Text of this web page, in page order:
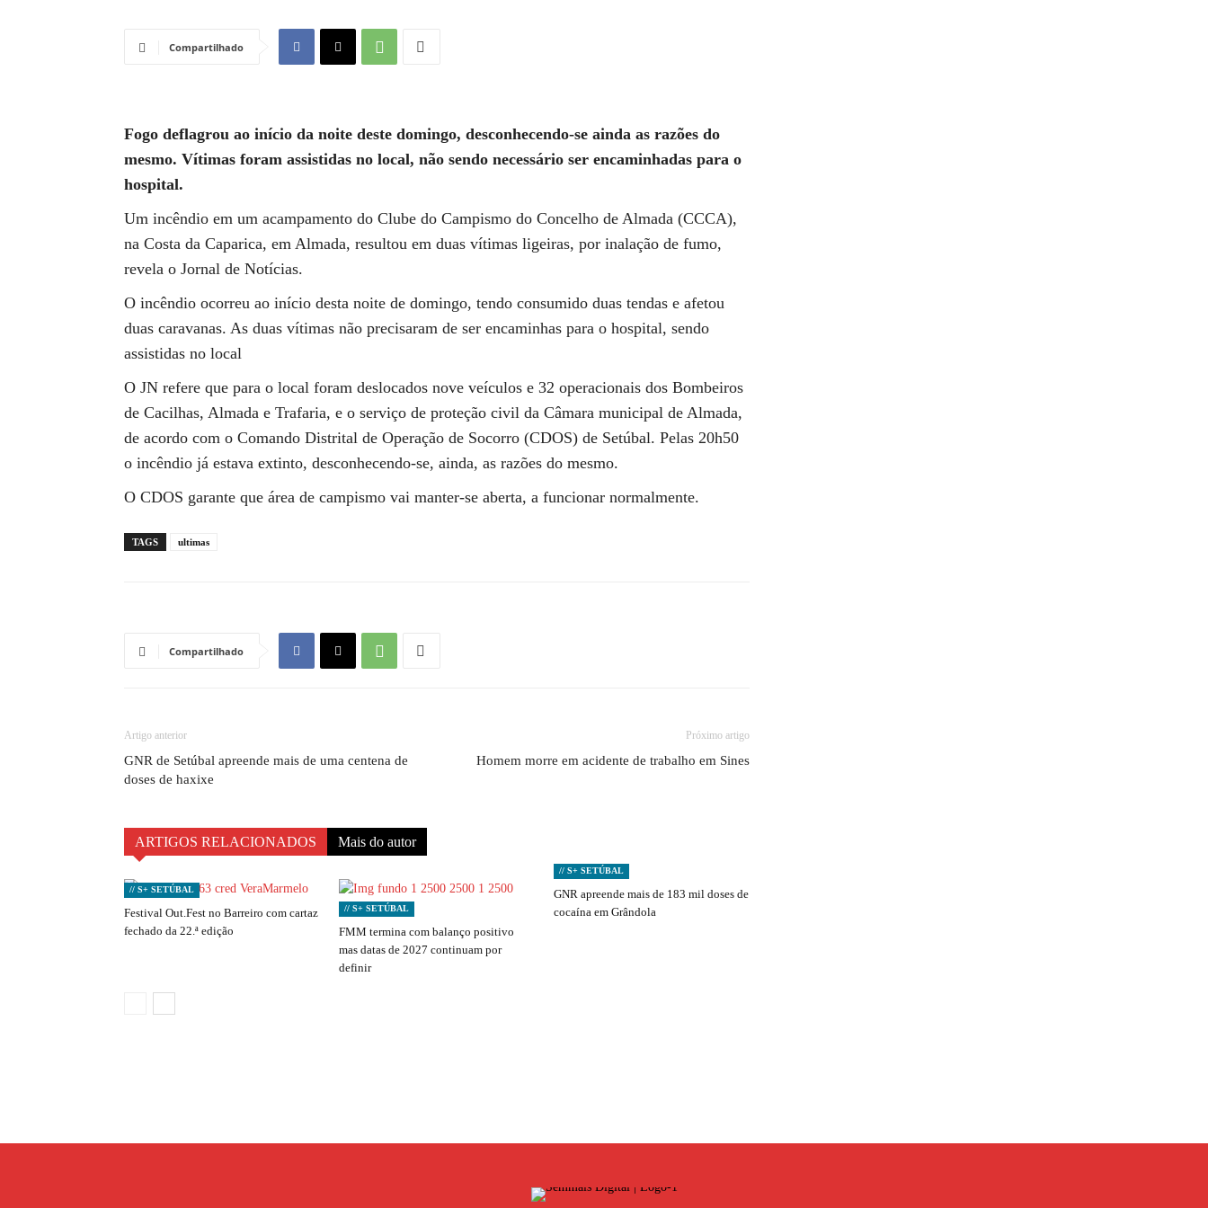
Compartilhado
Fogo deflagrou ao início da noite deste domingo, desconhecendo-se ainda as razões do
mesmo. Vítimas foram assistidas no local, não sendo necessário ser encaminhadas para o
hospital.
Um incêndio em um acampamento do Clube do Campismo do Concelho de Almada (CCCA),
na Costa da Caparica, em Almada, resultou em duas vítimas ligeiras, por inalação de fumo,
revela o Jornal de Notícias.
O incêndio ocorreu ao início desta noite de domingo, tendo consumido duas tendas e afetou
duas caravanas. As duas vítimas não precisaram de ser encaminhas para o hospital, sendo
assistidas no local
O JN refere que para o local foram deslocados nove veículos e 32 operacionais dos Bombeiros
de Cacilhas, Almada e Trafaria, e o serviço de proteção civil da Câmara municipal de Almada,
de acordo com o Comando Distrital de Operação de Socorro (CDOS) de Setúbal. Pelas 20h50
o incêndio já estava extinto, desconhecendo-se, ainda, as razões do mesmo.
O CDOS garante que área de campismo vai manter-se aberta, a funcionar normalmente.
TAGS ultimas
Compartilhado
Artigo anterior
GNR de Setúbal apreende mais de uma centena de
doses de haxixe
Próximo artigo
Homem morre em acidente de trabalho em Sines
ARTIGOS RELACIONADOS Mais do autor
// S+ SETÚBAL
Festival Out.Fest no Barreiro com cartaz
fechado da 22.ª edição
// S+ SETÚBAL
FMM termina com balanço positivo
mas datas de 2027 continuam por
definir
// S+ SETÚBAL
GNR apreende mais de 183 mil doses de
cocaína em Grândola